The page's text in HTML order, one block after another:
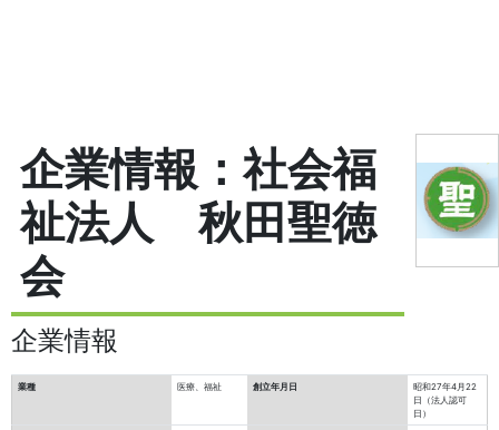
企業情報：社会福
祉法人 秋田聖徳
会
企業情報
業種 医療、福祉 創立年月日
昭和27年4月22
日（法人認可
日）